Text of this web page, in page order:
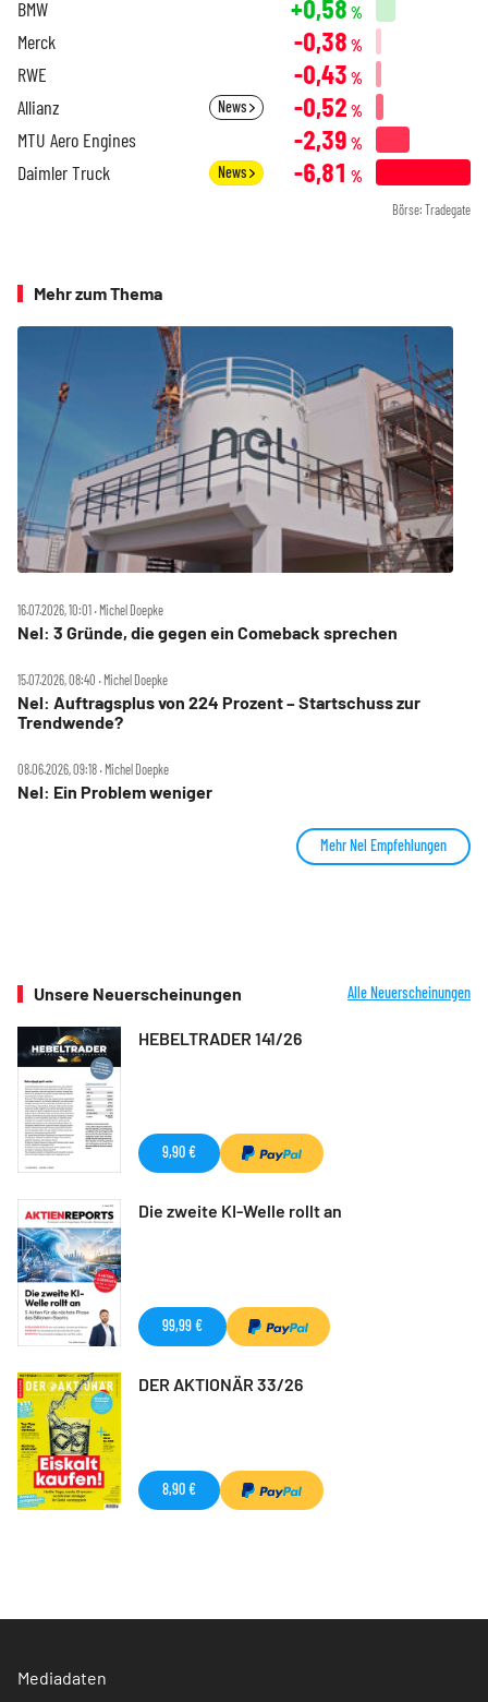
BMW +0,58 %
Merck -0,38 %
RWE -0,43 %
Allianz News -0,52 %
MTU Aero Engines -2,39 %
Daimler Truck News -6,81 %
Börse: Tradegate
Mehr zum Thema
16.07.2026, 10:01 ‧ Michel Doepke
Nel: 3 Gründe, die gegen ein Comeback sprechen
15.07.2026, 08:40 ‧ Michel Doepke
Nel: Auftragsplus von 224 Prozent – Startschuss zur
Trendwende?
08.06.2026, 09:18 ‧ Michel Doepke
Nel: Ein Problem weniger
Mehr Nel Empfehlungen
Unsere Neuerscheinungen Alle Neuerscheinungen
HEBELTRADER 141/26
9,90 €
Die zweite KI-Welle rollt an
99,99 €
DER AKTIONÄR 33/26
8,90 €
Mediadaten